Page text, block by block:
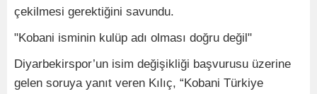
çekilmesi gerektiğini savundu.
"Kobani isminin kulüp adı olması doğru değil"
Diyarbekirspor’un isim değişikliği başvurusu üzerine
gelen soruya yanıt veren Kılıç, “Kobani Türkiye